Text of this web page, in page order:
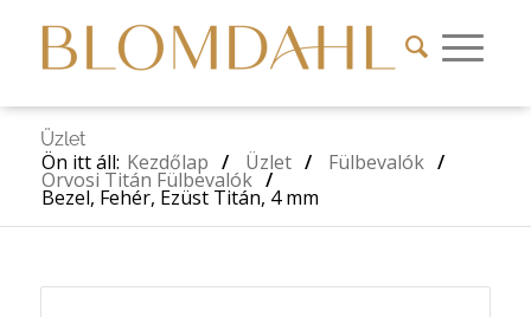
Üzlet
Ön itt áll: Kezdőlap / Üzlet / Fülbevalók /
Orvosi Titán Fülbevalók /
Bezel, Fehér, Ezüst Titán, 4 mm